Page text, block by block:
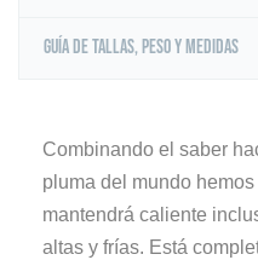
Guía de tallas, peso y medidas
Combinando el saber
pluma del mundo
mantendrá caliente
altas y frías. Está